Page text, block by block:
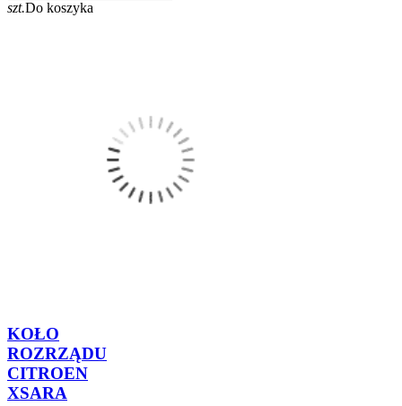
szt.Do koszyka
KOŁO
ROZRZĄDU
CITROEN
XSARA